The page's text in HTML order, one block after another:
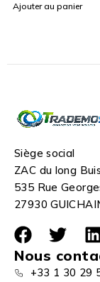
Ajouter au panier
Siège social
ZAC du long
535 Rue
27930
Nous
+33 1 30 29